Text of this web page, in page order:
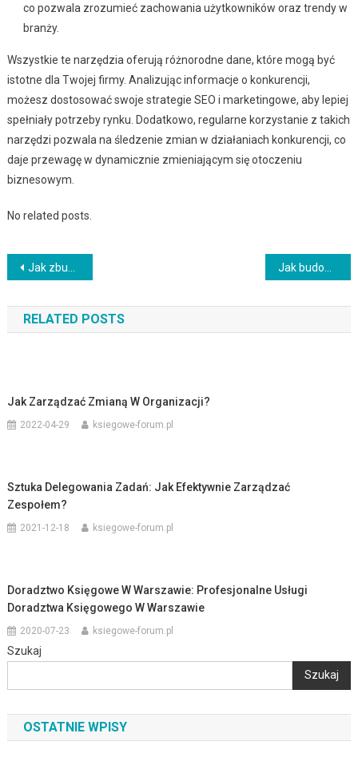
co pozwala zrozumieć zachowania użytkowników oraz trendy w
branży.
Wszystkie te narzędzia oferują różnorodne dane, które mogą być
istotne dla Twojej firmy. Analizując informacje o konkurencji,
możesz dostosować swoje strategie SEO i marketingowe, aby lepiej
spełniały potrzeby rynku. Dodatkowo, regularne korzystanie z takich
narzędzi pozwala na śledzenie zmian w działaniach konkurencji, co
daje przewagę w dynamicznie zmieniającym się otoczeniu
biznesowym.
No related posts.
Nawigacja
wpisu
Jak zbudować markę osobistą jako przedsiębiorca
RELATED POSTS
Jak Zarządzać Zmianą W Organizacji?
2022-04-29 ksiegowe-forum.pl
Sztuka Delegowania Zadań: Jak Efektywnie Zarządzać
Zespołem?
2021-12-18 ksiegowe-forum.pl
Doradztwo Księgowe W Warszawie: Profesjonalne Usługi
Doradztwa Księgowego W Warszawie
2020-07-23 ksiegowe-forum.pl
Szukaj
Szukaj
OSTATNIE WPISY